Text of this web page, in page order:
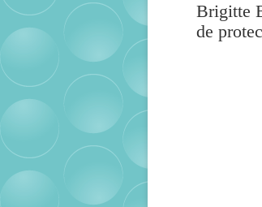
Brigitte
de